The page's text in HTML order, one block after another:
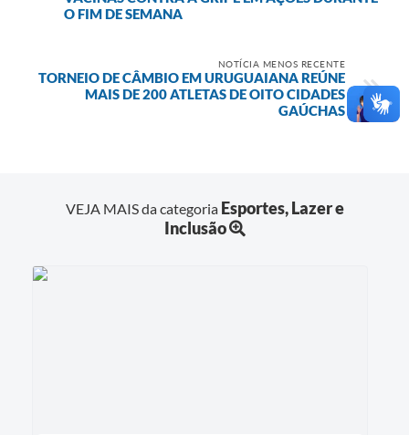
O FIM DE SEMANA
NOTÍCIA MENOS RECENTE
TORNEIO DE CÂMBIO EM URUGUAIANA REÚNE
MAIS DE 200 ATLETAS DE OITO CIDADES
GAÚCHAS
VEJA MAIS da categoria Esportes, Lazer e
Inclusão